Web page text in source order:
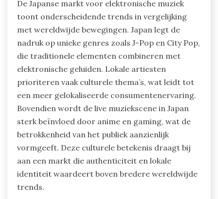
De Japanse markt voor elektronische muziek
toont onderscheidende trends in vergelijking
met wereldwijde bewegingen. Japan legt de
nadruk op unieke genres zoals J-Pop en City Pop,
die traditionele elementen combineren met
elektronische geluiden. Lokale artiesten
prioriteren vaak culturele thema’s, wat leidt tot
een meer gelokaliseerde consumentenervaring.
Bovendien wordt de live muziekscene in Japan
sterk beïnvloed door anime en gaming, wat de
betrokkenheid van het publiek aanzienlijk
vormgeeft. Deze culturele betekenis draagt bij
aan een markt die authenticiteit en lokale
identiteit waardeert boven bredere wereldwijde
trends.